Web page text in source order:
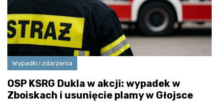
Wypadki i zdarzenia
OSP KSRG Dukla w akcji: wypadek w
Zboiskach i usunięcie plamy w Głojsce